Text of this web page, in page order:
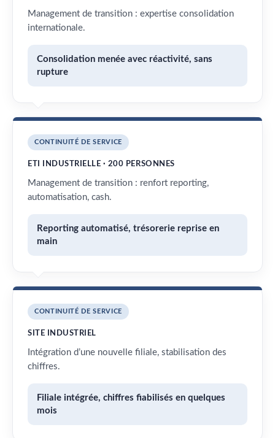
Management de transition : expertise consolidation
internationale.
Consolidation menée avec réactivité, sans
rupture
CONTINUITÉ DE SERVICE
ETI INDUSTRIELLE · 200 PERSONNES
Management de transition : renfort reporting,
automatisation, cash.
Reporting automatisé, trésorerie reprise en
main
CONTINUITÉ DE SERVICE
SITE INDUSTRIEL
Intégration d’une nouvelle filiale, stabilisation des
chiffres.
Filiale intégrée, chiffres fiabilisés en quelques
mois